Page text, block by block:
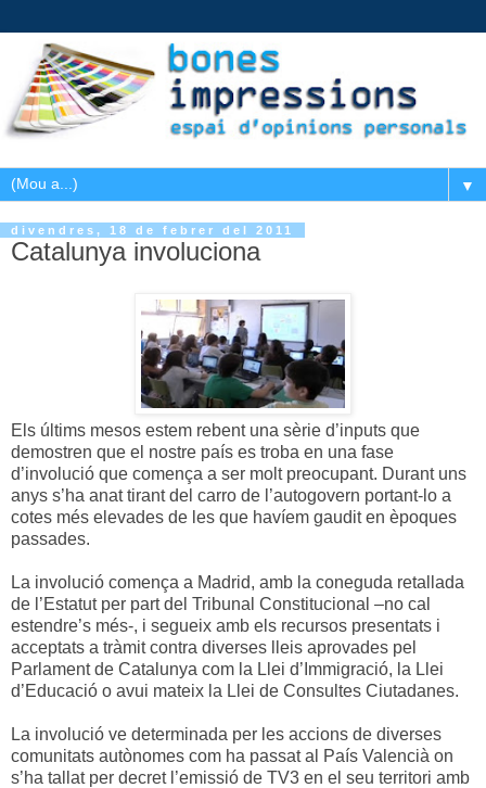
▼
divendres, 18 de febrer del 2011
Catalunya involuciona
Els últims mesos estem rebent una sèrie d’inputs que
demostren que el nostre país es troba en una fase
d’involució que comença a ser molt preocupant. Durant uns
anys s’ha anat tirant del carro de l’autogovern portant-lo a
cotes més elevades de les que havíem gaudit en èpoques
passades.
La involució comença a Madrid, amb la coneguda retallada
de l’Estatut per part del Tribunal Constitucional –no cal
estendre’s més-, i segueix amb els recursos presentats i
acceptats a tràmit contra diverses lleis aprovades pel
Parlament de Catalunya com la Llei d’Immigració, la Llei
d’Educació o avui mateix la Llei de Consultes Ciutadanes.
La involució ve determinada per les accions de diverses
comunitats autònomes com ha passat al País Valencià on
s’ha tallat per decret l’emissió de TV3 en el seu territori amb